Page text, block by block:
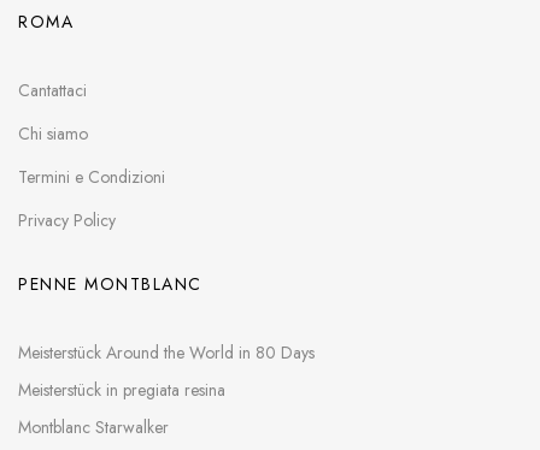
ROMA
Cantattaci
Chi siamo
Termini e Condizioni
Privacy Policy
PENNE MONTBLANC
Meisterstück Around the World in 80 Days
Meisterstück in pregiata resina
Montblanc Starwalker